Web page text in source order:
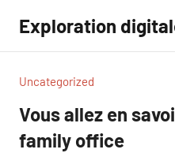
contenu
Exploration
Uncategorized
Vous allez en
family office